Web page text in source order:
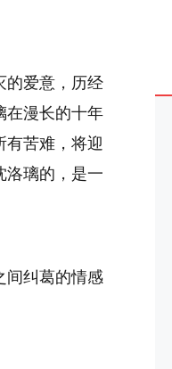
的爱意，历经
在漫长的十年
有苦难，将迎
洛璃的，是一
间纠葛的情感